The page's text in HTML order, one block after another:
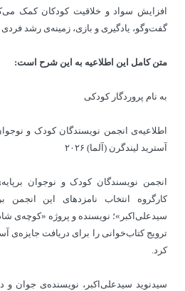
افزایش سواد و خلاقیت کودکان کمک
گفت‌وگو، یادگیری و بازی، زمینه‌ی رشد
متن کامل این اطلاعیه به این شرح است:
به نام پروردگار کودکی
اطلاعیه‌ی انجمن نویسندگان کودک و
آسترید لیندگرن (آلما) ۲۰۲۶
انجمن نویسندگان کودک و نوجوان
کارگروه انتخاب نامزدهای این انجمن
سیدعلی‌اکبر»؛ نویسنده و پروژه «کوچه‌ی
کرد.
سیدنوید سیدعلی‌اکبر، نویسنده‌ی جوان و